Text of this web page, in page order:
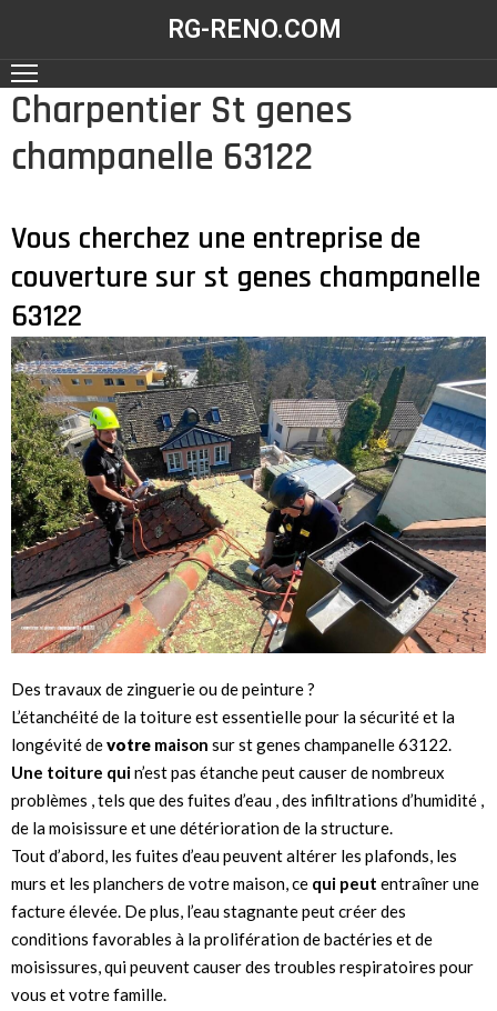
RG-RENO.COM
ACCUEIL
NOS
RÉALISATIONS
NOS
SERVICES
CONTACT
Charpentier St genes
champanelle 63122
Vous cherchez une entreprise de
couverture sur st genes champanelle
63122
Des travaux de zinguerie ou de peinture ?
L’étanchéité de la toiture est essentielle pour la sécurité et la
longévité devotre maison sur st genes champanelle 63122.
Une toiture quin’est pas étanche peut causer de nombreux
problèmes , tels que des fuites d’eau , des infiltrations d’humidité ,
de la moisissure et une détérioration de la structure.
Tout d’abord, les fuites d’eau peuvent altérer les plafonds, les
murs et les planchers de votre maison, ce qui peut entraîner une
facture élevée. De plus, l’eau stagnante peut créer des
conditions favorables à la prolifération de bactéries et de
moisissures, qui peuvent causer des troubles respiratoires pour
vous et votre famille.